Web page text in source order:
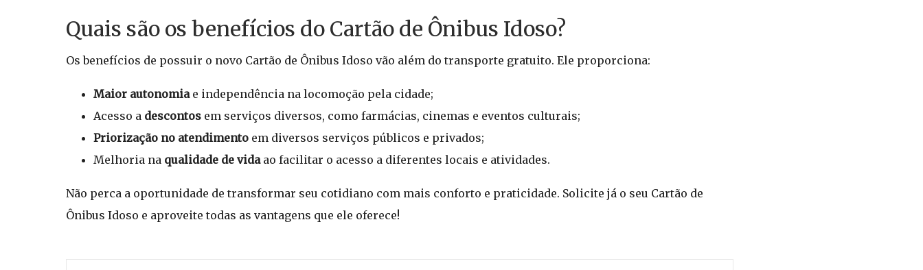
Quais são os benefícios do Cartão de Ônibus Idoso?
Os benefícios de possuir o novo Cartão de Ônibus Idoso vão além do transporte gratuito. Ele proporciona:
Maior autonomiae independência na locomoção pela cidade;
Acesso a descontos em serviços diversos, como farmácias, cinemas e eventos culturais;
Priorização no atendimento em diversos serviços públicos e privados;
Melhoria na qualidade de vidaao facilitar o acesso a diferentes locais e atividades.
Não perca a oportunidade de transformar seu cotidiano com mais conforto e praticidade. Solicite já o seu Cartão de
Ônibus Idoso e aproveite todas as vantagens que ele oferece!